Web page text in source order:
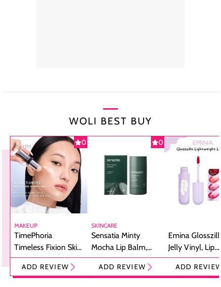
WOLI BEST BUY
0
MAKEUP
TimePhoria
Timeless Fixion Skin
Tint Stick,
Foundation dan
ADD REVIEW
0
SKINCARE
Sensatia Minty
Mocha Lip Balm,
Pelembap Bibir
dengan Aroma
ADD REVIEW
Emina
Jelly Vinyl, Lip
Cream Glossy
Ringan
ADD